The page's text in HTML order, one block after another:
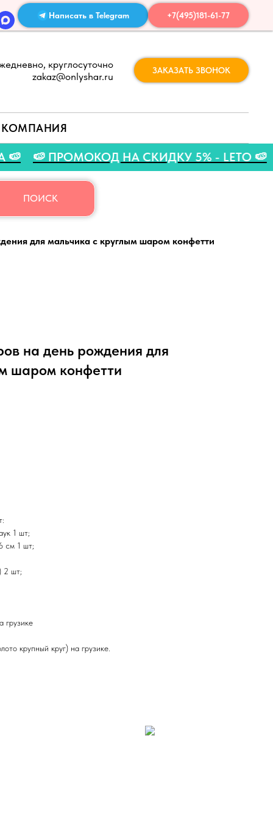
Написать в Telegram +7(495)181-61-77
круглосуточно
zakaz@onlyshar.ru
ЗАКАЗАТЬ ЗВОНОК
КОМПАНИЯ
🍉 🍉 ПРОМОКОД НА СКИДКУ 5% -
ПОИСК
для мальчика с круглым шаром конфетти
на день рождения для
шаром конфетти
1 шт;
см 1 шт;
2 шт;
грузике
крупный круг) на грузике.